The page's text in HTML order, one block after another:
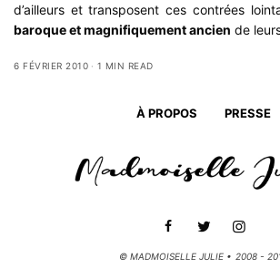
d’ailleurs et transposent ces contrées
baroque et magnifiquement ancien de
6 FÉVRIER 2010 1 MIN READ
À PROPOS PRESSE
© MADMOISELLE JULIE • 2008 -